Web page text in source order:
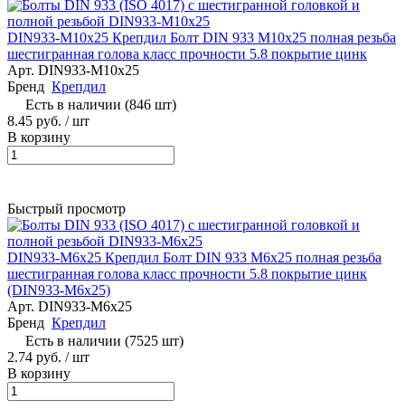
DIN933-M10x25 Крепдил Болт DIN 933 М10х25 полная резьба
шестигранная голова класс прочности 5.8 покрытие цинк
Арт. DIN933-M10x25
Бренд Крепдил
Есть в наличии (846 шт)
8.45 руб. / шт
В корзину
Быстрый просмотр
DIN933-М6x25 Крепдил Болт DIN 933 М6х25 полная резьба
шестигранная голова класс прочности 5.8 покрытие цинк
(DIN933-М6x25)
Арт. DIN933-М6x25
Бренд Крепдил
Есть в наличии (7525 шт)
2.74 руб. / шт
В корзину